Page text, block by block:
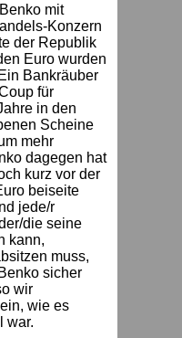
mit
Konzern
der Republik
Euro wurden
Bankräuber
für
in den
Scheine
mehr
dagegen hat
kurz vor der
beiseite
jede/r
die seine
kann,
muss,
sicher
wir
wie es
war.